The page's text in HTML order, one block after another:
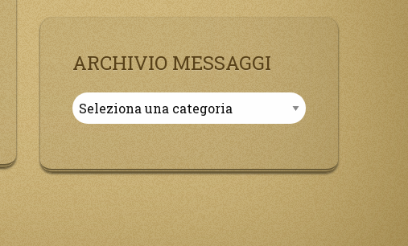
ARCHIVIO MESSAGGI
Archivio
Messaggi